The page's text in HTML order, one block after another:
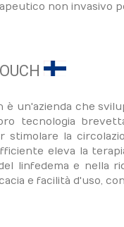
non invasivo
è un'azienda che
tecnologia
stimolare la
eleva la
linfedema e nella
e facilità d'uso,